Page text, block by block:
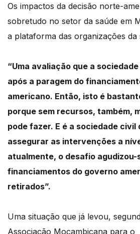
Os impactos da decisão norte-
sobretudo no setor da saúde em
a plataforma das organizações da
“Uma avaliação que a
após a paragem do
americano. Então, isto é
porque sem recursos, também,
pode fazer. E é a sociedade civil
assegurar as intervenções a
atualmente, o desafio agudizou-
financiamentos do governo
retirados”.
Uma situação que já levou,
Associação Moçambicana para o